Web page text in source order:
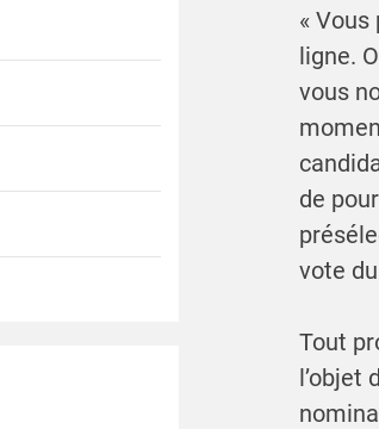
«
ligne.
vous
de
vote
Tout
l’objet